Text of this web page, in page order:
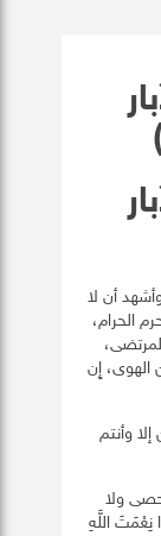
أن لا
الحرام،
الهوى، إِن
وأنتم
ولا
نِعْمَتَ اللَّهِ